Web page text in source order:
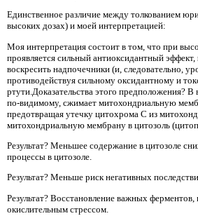
Единственное различие между толкованием
высоких дозах) и моей интерпретацией:
Моя интерпретация состоит в том, что при
проявляется сильный антиоксидантный
воскресить надпочечники (и, следовательно,
противодействуя сильному оксидантному и
ртути.Доказательства этого предположения? В
по-видимому, сжимает митохондриальную
предотвращая утечку цитохрома С из
митохондриальную мембрану в цитозоль
Результат? Меньшее содержание в цитозоле
процессы в цитозоле.
Результат? Меньше риск негативных
Результат? Восстановление важных
окислительным стрессом.